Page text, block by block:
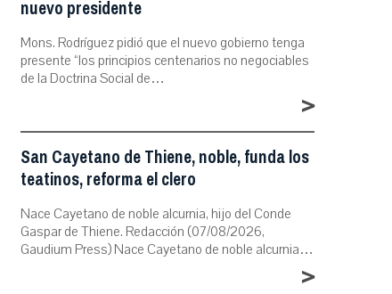
nuevo presidente
Mons. Rodríguez pidió que el nuevo gobierno tenga
presente “los principios centenarios no negociables
de la Doctrina Social de…
>
San Cayetano de Thiene, noble, funda los
teatinos, reforma el clero
Nace Cayetano de noble alcurnia, hijo del Conde
Gaspar de Thiene. Redacción (07/08/2026,
Gaudium Press) Nace Cayetano de noble alcurnia…
>